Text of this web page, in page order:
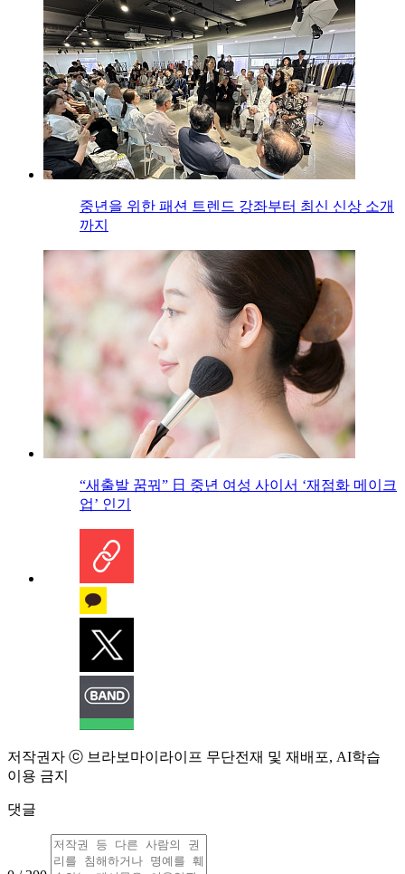
중년을 위한 패션 트렌드 강좌부터 최신 신상 소개
까지
“새출발 꿈꿔” 日 중년 여성 사이서 ‘재점화 메이크
업’ 인기
저작권자 ⓒ 브라보마이라이프 무단전재 및 재배포, AI학습
이용 금지
댓글